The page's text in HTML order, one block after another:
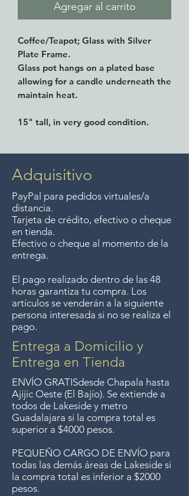
Agregar al carrito
Coffee/Teapot; Glass with Silver
Plate Frame.
Glass pot hangs on a plated base
allowing for a candle underneath the
maintain heat.
15" tall, in very good condition.
Adquisitivo
PayPal para pedidos virtuales/a
distancia.
Tarjeta de crédito, efectivo o cheque
en tienda.
Efectivo o cheque al momento de la
entrega.
El pago realizado dentro de las 48
horas garantiza tu compra. Los
artículos se venderán a la siguiente
persona interesada si no se realiza el
pago.
Entrega a Domicilio y
Entrega en Tienda
ENVÍO GRATISdesde Chapala hasta
Ajijic Oeste (El Bajío). Se extiende a
todos de Lakeside y metro
Guadalajara si la compra total es
superior a $4000 pesos.
PEQUEÑO CARGO DE ENVÍO para
todas las demás áreas de Lakeside si
la compra total es inferior a $2000
pesos.